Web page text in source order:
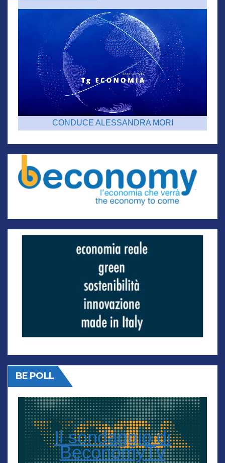
CONDUCE ALESSANDRA MORI
BE POLL
Il sondaggio di
BeconomyTv